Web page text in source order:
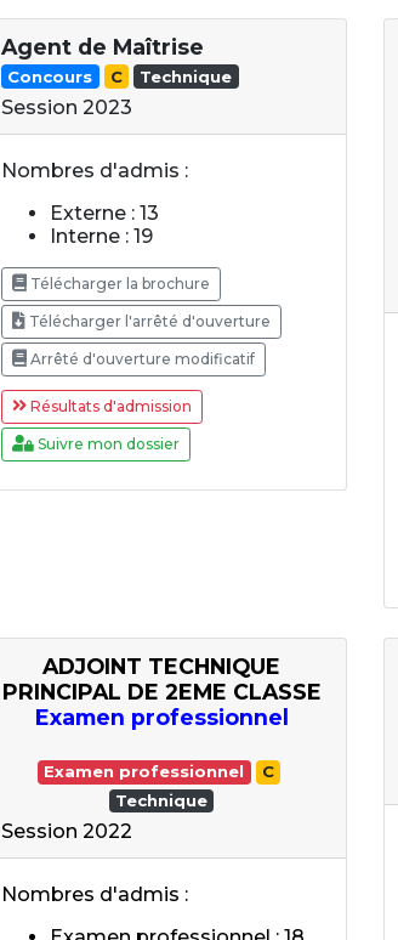
Agent de Maîtrise
Concours C Technique
Session 2023
Nombres d'admis :
Externe : 13
Interne : 19
Télécharger la brochure
Télécharger l'arrêté d'ouverture
Arrêté d'ouverture modificatif
Résultats d'admission
Suivre mon dossier
ADJOINT TECHNIQUE
PRINCIPAL DE 2EME CLASSE
Examen professionnel
Examen professionnel
C
Technique
Session 2022
Nombres d'admis :